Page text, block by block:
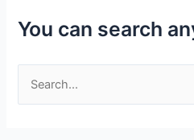
You can search